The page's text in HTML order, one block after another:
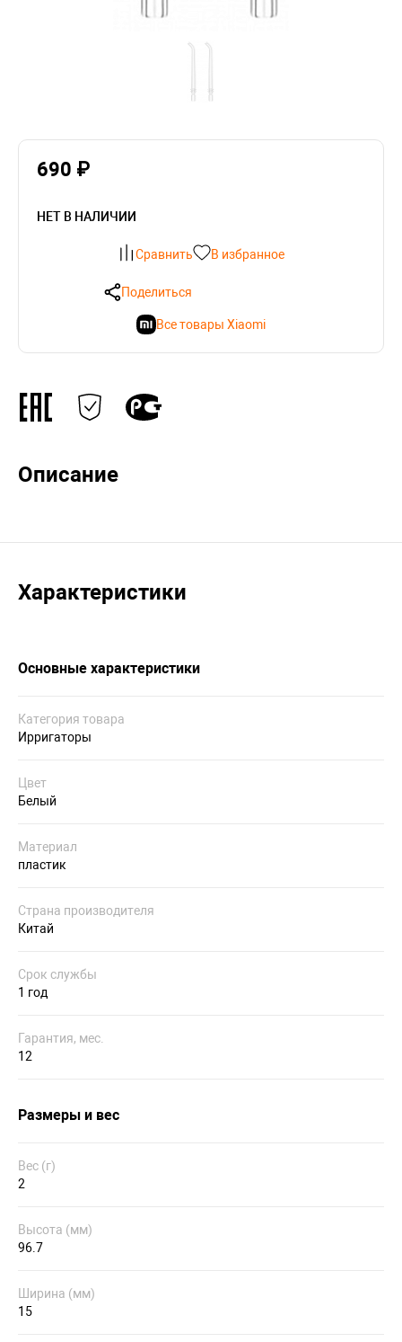
690 ₽
НЕТ В НАЛИЧИИ
Сравнить В избранное
Поделиться
Все товары Xiaomi
Описание
Характеристики
Основные характеристики
Категория товара
Ирригаторы
Цвет
Белый
Материал
пластик
Страна производителя
Китай
Срок службы
1 год
Гарантия, мес.
12
Размеры и вес
Вес (г)
2
Высота (мм)
96.7
Ширина (мм)
15